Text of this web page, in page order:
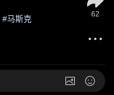
#马斯克 62